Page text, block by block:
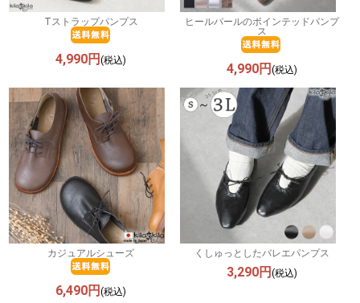
Tストラップパンプス
4,990円(税込)
ヒールパールのポインテッドパンプ
ス
4,990円 (税込)
カジュアルシューズ
6,490円(税込)
くしゅっとしたバレエパンプス
3,290円 (税込)